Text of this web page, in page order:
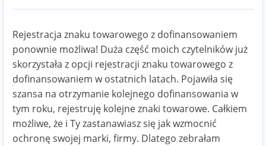
Rejestracja znaku towarowego z dofinansowaniem
ponownie możliwa! Duża część moich czytelników już
skorzystała z opcji rejestracji znaku towarowego z
dofinansowaniem w ostatnich latach. Pojawiła się
szansa na otrzymanie kolejnego dofinansowania w
tym roku, rejestruję kolejne znaki towarowe. Całkiem
możliwe, że i Ty zastanawiasz się jak wzmocnić
ochronę swojej marki, firmy. Dlatego zebrałam